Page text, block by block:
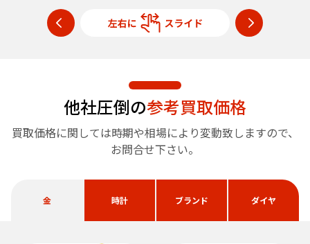
他社圧倒の参考買取価格
買取価格に関しては時期や相場により変動致しますので、
お問合せ下さい。
金 時計 ブランド ダイヤ